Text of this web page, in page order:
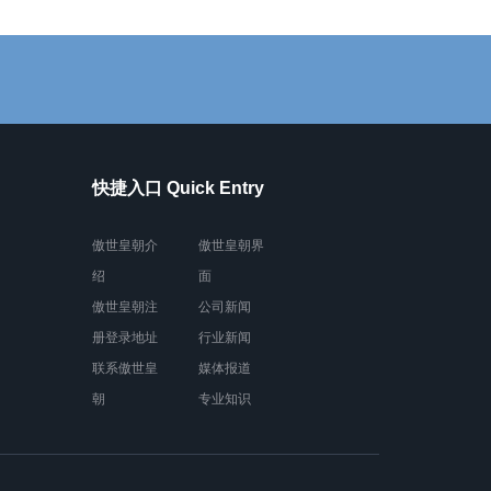
快捷入口 Quick Entry
傲世皇朝介
绍
傲世皇朝注
册登录地址
联系傲世皇
朝
傲世皇朝界
面
公司新闻
行业新闻
媒体报道
专业知识